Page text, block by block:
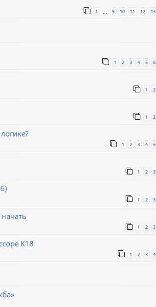
1 9 10 11 12 13
1 2 3 4 5 6
1 2
1 2
1 2 3 4 5
1 2 3
1 2 3
1 2 3
К18
1 2 3 4